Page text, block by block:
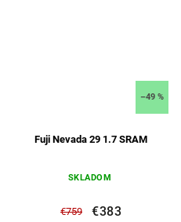
–49 %
Fuji Nevada 29 1.7 SRAM
SKLADOM
€759 €383